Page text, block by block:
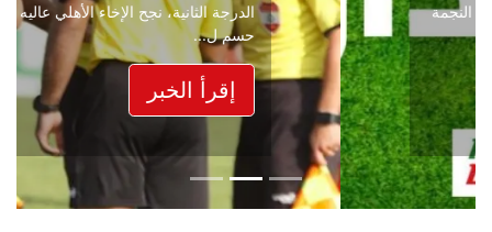
الدرجة الثانية، نجح الإخاء الأهلي عاليه في
حسم ل...
إقرأ الخبر